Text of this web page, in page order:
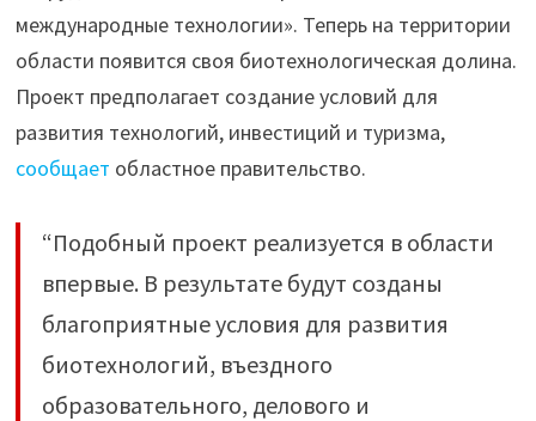
международные технологии». Теперь на территории
области появится своя биотехнологическая долина.
Проект предполагает создание условий для
развития технологий, инвестиций и туризма,
сообщает областное правительство.
“Подобный проект реализуется в области
впервые. В результате будут созданы
благоприятные условия для развития
биотехнологий, въездного
образовательного, делового и